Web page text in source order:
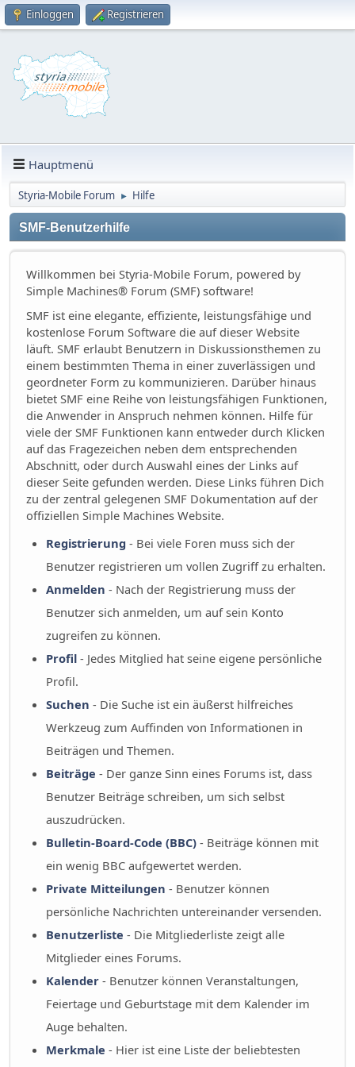
Einloggen Registrieren
Hauptmenü
Styria-Mobile Forum ► Hilfe
SMF-Benutzerhilfe
Willkommen bei Styria-Mobile Forum, powered by
Simple Machines® Forum (SMF) software!
SMF ist eine elegante, effiziente, leistungsfähige und
kostenlose Forum Software die auf dieser Website
läuft. SMF erlaubt Benutzern in Diskussionsthemen zu
einem bestimmten Thema in einer zuverlässigen und
geordneter Form zu kommunizieren. Darüber hinaus
bietet SMF eine Reihe von leistungsfähigen Funktionen,
die Anwender in Anspruch nehmen können. Hilfe für
viele der SMF Funktionen kann entweder durch Klicken
auf das Fragezeichen neben dem entsprechenden
Abschnitt, oder durch Auswahl eines der Links auf
dieser Seite gefunden werden. Diese Links führen Dich
zu der zentral gelegenen SMF Dokumentation auf der
offiziellen Simple Machines Website.
Registrierung - Bei viele Foren muss sich der
Benutzer registrieren um vollen Zugriff zu erhalten.
Anmelden - Nach der Registrierung muss der
Benutzer sich anmelden, um auf sein Konto
zugreifen zu können.
Profil - Jedes Mitglied hat seine eigene persönliche
Profil.
Suchen - Die Suche ist ein äußerst hilfreiches
Werkzeug zum Auffinden von Informationen in
Beiträgen und Themen.
Beiträge - Der ganze Sinn eines Forums ist, dass
Benutzer Beiträge schreiben, um sich selbst
auszudrücken.
Bulletin-Board-Code (BBC) - Beiträge können mit
ein wenig BBC aufgewertet werden.
Private Mitteilungen - Benutzer können
persönliche Nachrichten untereinander versenden.
Benutzerliste - Die Mitgliederliste zeigt alle
Mitglieder eines Forums.
Kalender - Benutzer können Veranstaltungen,
Feiertage und Geburtstage mit dem Kalender im
Auge behalten.
Merkmale - Hier ist eine Liste der beliebtesten